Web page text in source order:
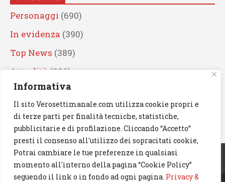
Informativa
Il sito Verosettimanale.com utilizza cookie propri e
di terze parti per finalità tecniche, statistiche,
pubblicitarie e di profilazione. Cliccando “Accetto”
presti il consenso all'utilizzo dei sopracitati cookie,
Potrai cambiare le tue preferenze in qualsiasi
momento all'interno della pagina “Cookie Policy”
seguendo il link o in fondo ad ogni pagina. Privacy &
Personaggi (690)
In evidenza (390)
Top News (389)
Attualità (336)
Eventi(330)
Artisti (241)
News(239)
Cerca